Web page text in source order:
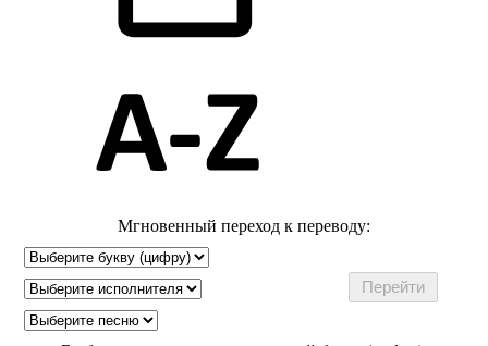
Мгновенный переход к переводу: